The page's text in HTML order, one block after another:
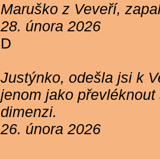
Maruško z Veveří,
28. února 2026
D
Justýnko, odešla jsi k
jenom jako
dimenzi.
26. února 2026